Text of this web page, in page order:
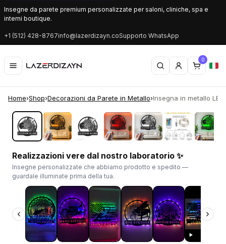
Insegne da parete premium personalizzate per saloni, cliniche, spa e
interni boutique.
+1 (512) 428-8767info@lazerdizayn.coSupporto WhatsApp
0
Home›Shop›Decorazioni da Parete in Metallo›Insegna in metallo
‹ ›
Realizzazioni vere dal nostro laboratorio ✨
Insegne personalizzate che abbiamo prodotto e spedito —
guardale illuminate prima della tua.
‹ ›